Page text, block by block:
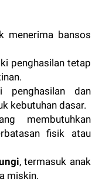
menerima bansos
penghasilan tetap
dan
kebutuhan dasar.
membutuhkan
fisik atau
, termasuk anak
miskin.